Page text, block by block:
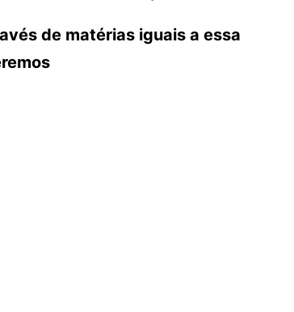
de matérias iguais a essa